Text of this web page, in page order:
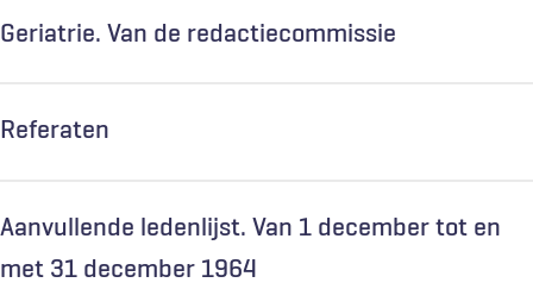
Geriatrie. Van de redactiecommissie
Referaten
Aanvullende ledenlijst. Van 1 december tot en
met 31 december 1964